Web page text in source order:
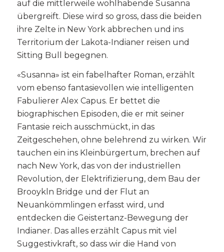
auf die mittlerweile wohlhabende Susanna
übergreift. Diese wird so gross, dass die beiden
ihre Zelte in New York abbrechen und ins
Territorium der Lakota-Indianer reisen und
Sitting Bull begegnen.
«Susanna» ist ein fabelhafter Roman, erzählt
vom ebenso fantasievollen wie intelligenten
Fabulierer Alex Capus. Er bettet die
biographischen Episoden, die er mit seiner
Fantasie reich ausschmückt, in das
Zeitgeschehen, ohne belehrend zu wirken. Wir
tauchen ein ins Kleinbürgertum, brechen auf
nach New York, das von der industriellen
Revolution, der Elektrifizierung, dem Bau der
Brooykln Bridge und der Flut an
Neuankömmlingen erfasst wird, und
entdecken die Geistertanz-Bewegung der
Indianer. Das alles erzählt Capus mit viel
Suggestivkraft, so dass wir die Hand von